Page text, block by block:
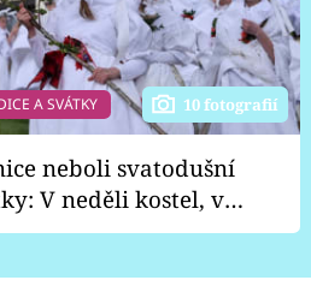
A SVÁTKY 10 fotografií
neboli svatodušní
V neděli kostel, v
zábava